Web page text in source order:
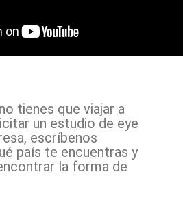
tienes que viajar a
un estudio de eye
escríbenos
país te encuentras y
la forma de